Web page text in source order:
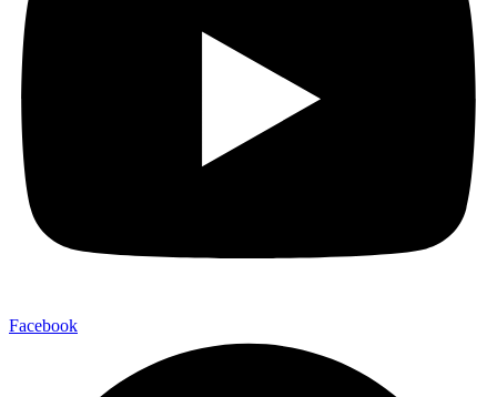
Facebook